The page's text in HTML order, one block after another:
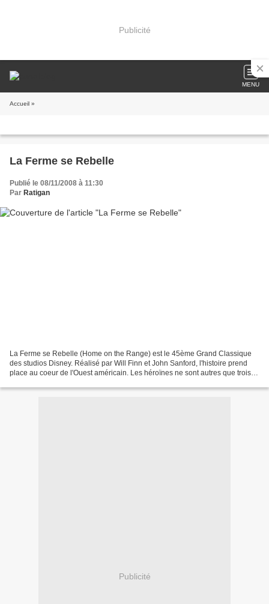
Publicité
MENU
Accueil »
La Ferme se Rebelle
Publié le 08/11/2008 à 11:30
Par Ratigan
La Ferme se Rebelle (Home on the Range) est le 45ème Grand Classique
des studios Disney. Réalisé par Will Finn et John Sanford, l'histoire prend
place au coeur de l'Ouest américain. Les héroïnes ne sont autres que trois
Publicité